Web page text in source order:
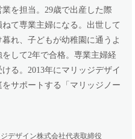
を担当。29歳で出産した際
て専業主婦になる。出世して
れ、子どもが幼稚園に通うよ
して2年で合格。専業主婦経
る。2013年にマリッジデザイ
サポートする「マリッジノー
デザイン株式会社代表取締役